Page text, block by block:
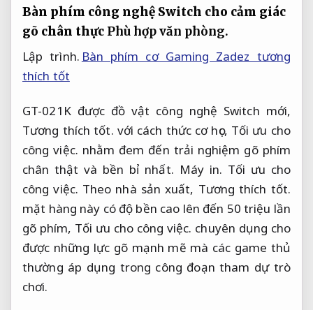
Bàn phím công nghệ Switch cho cảm giác
gõ chân thực Phù hợp văn phòng.
Lập trình. Bàn phím cơ Gaming Zadez tương
thích tốt
GT-021K được đồ vật công nghệ Switch mới,
Tương thích tốt. với cách thức cơ học, Tối ưu cho
công việc. nhằm đem đến trải nghiệm gõ phím
chân thật và bền bỉ nhất. Máy in. Tối ưu cho
công việc. Theo nhà sản xuất, Tương thích tốt.
mặt hàng này có độ bền cao lên đến 50 triệu lần
gõ phím, Tối ưu cho công việc. chuyên dụng cho
được những lực gõ mạnh mẽ mà các game thủ
thường áp dụng trong công đoạn tham dự trò
chơi.